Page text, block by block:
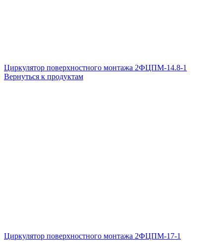
Циркулятор поверхностного монтажа 2ФЦПМ-14.8-1
Вернуться к продуктам
Циркулятор поверхностного монтажа 2ФЦПМ-17-1